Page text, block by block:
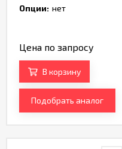
TH233197
Опции: нет
Цена по запросу
В корзину
Подобрать аналог